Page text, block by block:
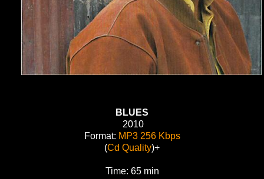
BLUES
2010
Format: MP3 256 Kbps
(Cd Quality)+
Time: 65 min